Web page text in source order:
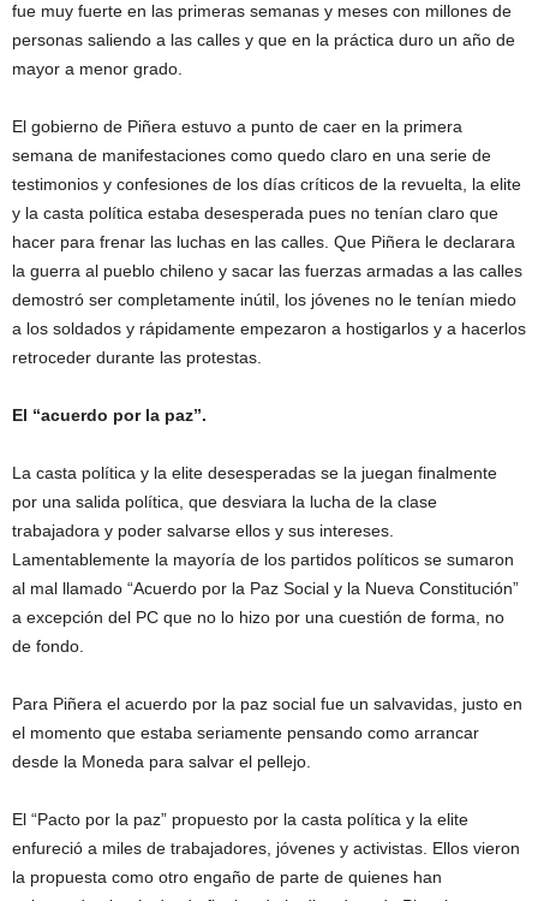
fue muy fuerte en las primeras semanas y meses con millones de
personas saliendo a las calles y que en la práctica duro un año de
mayor a menor grado.
El gobierno de Piñera estuvo a punto de caer en la primera
semana de manifestaciones como quedo claro en una serie de
testimonios y confesiones de los días críticos de la revuelta, la elite
y la casta política estaba desesperada pues no tenían claro que
hacer para frenar las luchas en las calles. Que Piñera le declarara
la guerra al pueblo chileno y sacar las fuerzas armadas a las calles
demostró ser completamente inútil, los jóvenes no le tenían miedo
a los soldados y rápidamente empezaron a hostigarlos y a hacerlos
retroceder durante las protestas.
El “acuerdo por la paz”.
La casta política y la elite desesperadas se la juegan finalmente
por una salida política, que desviara la lucha de la clase
trabajadora y poder salvarse ellos y sus intereses.
Lamentablemente la mayoría de los partidos políticos se sumaron
al mal llamado “Acuerdo por la Paz Social y la Nueva Constitución”
a excepción del PC que no lo hizo por una cuestión de forma, no
de fondo.
Para Piñera el acuerdo por la paz social fue un salvavidas, justo en
el momento que estaba seriamente pensando como arrancar
desde la Moneda para salvar el pellejo.
El “Pacto por la paz” propuesto por la casta política y la elite
enfureció a miles de trabajadores, jóvenes y activistas. Ellos vieron
la propuesta como otro engaño de parte de quienes han